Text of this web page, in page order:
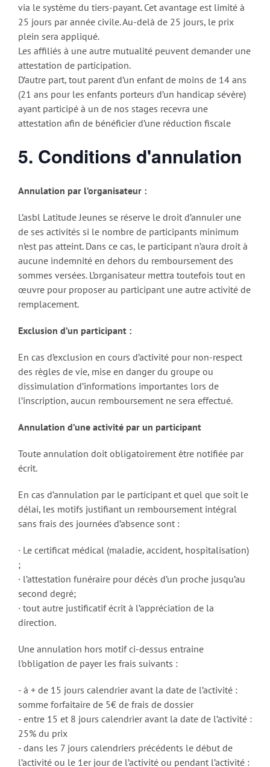
via le système du tiers-payant. Cet avantage est limité à
25 jours par année civile. Au-delà de 25 jours, le prix
plein sera appliqué.
Les affiliés à une autre mutualité peuvent demander une
attestation de participation.
D’autre part, tout parent d’un enfant de moins de 14 ans
(21 ans pour les enfants porteurs d’un handicap sévère)
ayant participé à un de nos stages recevra une
attestation afin de bénéficier d’une réduction fiscale
5. Conditions d'annulation
Annulation par l’organisateur :
L’asbl Latitude Jeunes se réserve le droit d’annuler une
de ses activités si le nombre de participants minimum
n’est pas atteint. Dans ce cas, le participant n’aura droit à
aucune indemnité en dehors du remboursement des
sommes versées. L’organisateur mettra toutefois tout en
œuvre pour proposer au participant une autre activité de
remplacement.
Exclusion d’un participant :
En cas d’exclusion en cours d’activité pour non-respect
des règles de vie, mise en danger du groupe ou
dissimulation d’informations importantes lors de
l’inscription, aucun remboursement ne sera effectué.
Annulation d’une activité par un participant
Toute annulation doit obligatoirement être notifiée par
écrit.
En cas d’annulation par le participant et quel que soit le
délai, les motifs justifiant un remboursement intégral
sans frais des journées d’absence sont :
· Le certificat médical (maladie, accident, hospitalisation)
;
· l’attestation funéraire pour décès d’un proche jusqu’au
second degré;
· tout autre justificatif écrit à l’appréciation de la
direction.
Une annulation hors motif ci-dessus entraine
l’obligation de payer les frais suivants :
- à + de 15 jours calendrier avant la date de l’activité :
somme forfaitaire de 5€ de frais de dossier
- entre 15 et 8 jours calendrier avant la date de l’activité :
25% du prix
- dans les 7 jours calendriers précédents le début de
l’activité ou le 1er jour de l’activité ou pendant l’activité :